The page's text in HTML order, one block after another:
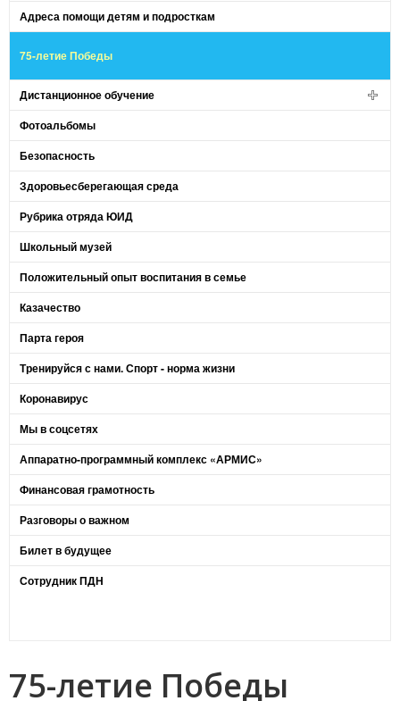
Адреса помощи детям и подросткам
75-летие Победы
Дистанционное обучение
Фотоальбомы
Безопасность
Здоровьесберегающая среда
Рубрика отряда ЮИД
Школьный музей
Положительный опыт воспитания в семье
Казачество
Парта героя
Тренируйся с нами. Спорт - норма жизни
Коронавирус
Мы в соцсетях
Аппаратно-программный комплекс «АРМИС»
Финансовая грамотность
Разговоры о важном
Билет в будущее
Сотрудник ПДН
75-летие Победы